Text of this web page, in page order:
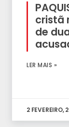
cristã
de
LER MAIS »
2 FEVEREIRO,